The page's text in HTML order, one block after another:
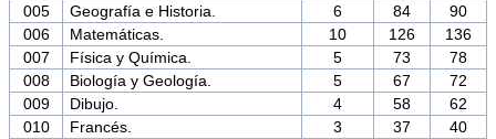
005
Geografía e Historia. 6 84
90
006
Matemáticas. 10 126
136
007
Física y Química. 5 73
78
008
Biología y Geología. 5 67
72
009
Dibujo. 4 58
62
010
Francés. 3 37
40